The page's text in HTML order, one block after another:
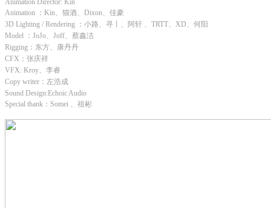
Animation Director: Kin
Animation ：Kin、猫酒、Dixon、佳豪
3D Lighting / Rendering ：小路、寻丨、阿轩 、TRTT、XD、何阳
Model ：JoJo、Joff、蔡鑫洁
Rigging：东方、康丹丹
CFX：张庆祥
VFX: Kroy、李睿
Copy writer：左浩成
Sound Design:Echoic Audio
Special thank：Somei 、祖彬